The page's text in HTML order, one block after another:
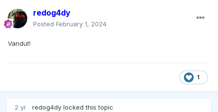
redog4dy
Posted February 1, 2024
Vandut!
1
2 yr redog4dy locked this topic